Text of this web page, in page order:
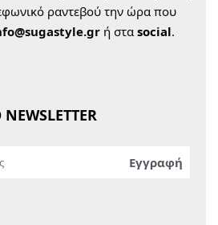
ραντεβού την ώρα που
ή στα social.